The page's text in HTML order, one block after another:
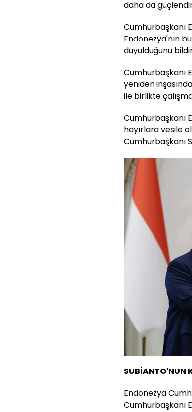
daha da
Cumhurbaşkanı
Endonezya'nın
duyulduğunu
Cumhurbaşkanı
yeniden
ile birlikte
Cumhurbaşkanı
hayırlara vesile
Cumhurbaşkanı
SUBİANTO'NUN
Endonezya
Cumhurbaşkanı